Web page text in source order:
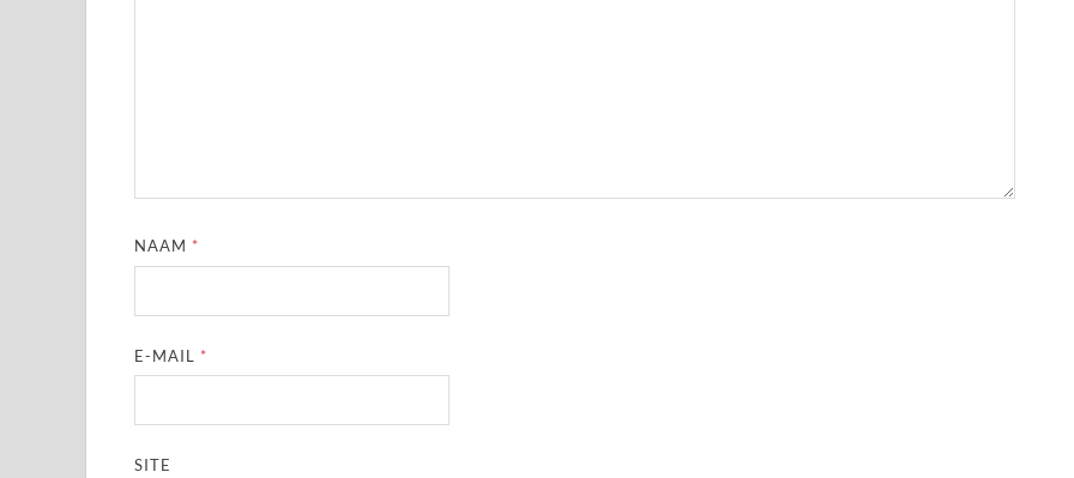
NAAM *
E-MAIL *
SITE